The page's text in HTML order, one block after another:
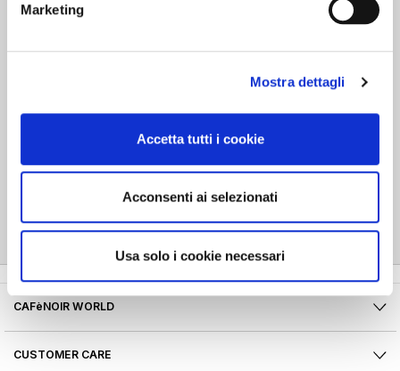
Marketing
Mostra dettagli
Accetta tutti i cookie
Acconsenti ai selezionati
Usa solo i cookie necessari
Personal shopper Schnelle Lieferung
CAFèNOIR WORLD
CUSTOMER CARE